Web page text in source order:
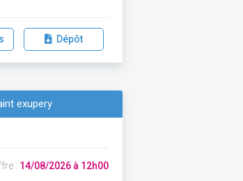
Dépôt
exupery
: 14/08/2026 à 12h00